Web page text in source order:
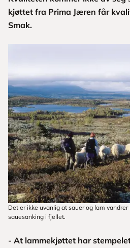
kjøttet fra Prima Jæren får
Smak.
Det er ikke uvanlig at sauer og lam
sauesanking i fjellet.
- At lammekjøttet har